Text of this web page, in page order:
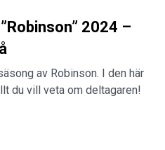
2024 –
av Robinson. I den här
du vill veta om deltagaren!